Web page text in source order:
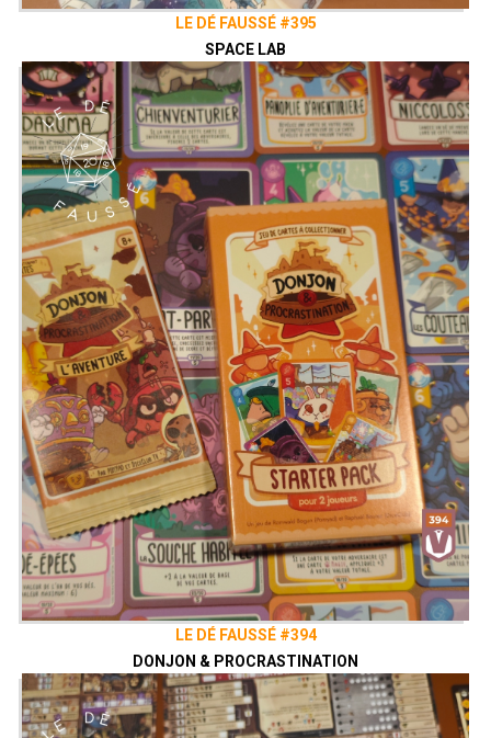
LE DÉ FAUSSÉ #395
SPACE LAB
LE DÉ FAUSSÉ #394
DONJON & PROCRASTINATION